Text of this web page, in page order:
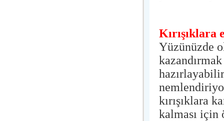
Kırışıklara
Yüzünüzde
kırışıklara
kalması